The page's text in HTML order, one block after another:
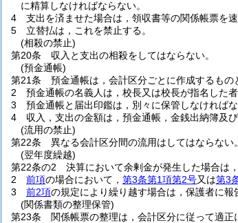
に精算しなければならない。
4
支出を済ませた場合は，領収書等の関係帳票を
5
立替払は，これを禁止する。
(相殺の禁止)
第20条
収入と支出の相殺をしてはならない。
(預金通帳)
第21条
預金通帳は，会計区分ごとに作成するもの
2
預金通帳の名義人は，校長又は校長が指名した者
3
預金通帳と届出印鑑は，別々に保管しなければな
4
収入，支出の金額は，預金通帳，金銭出納簿及
(流用の禁止)
第22条
異なる会計区分間の流用はしてはならない。
(翌年度繰越)
第22条の2
決算において余剰金が発生した場合は，
2
前項の場合において， 第3条第1項第2号又は第3
3
前2項の規定により繰り越す場合は，保護者に報
(関係書類の整理保管)
第23条
関係帳票の整理は，会計区分に従って適正